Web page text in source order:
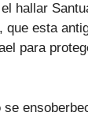
hallar
que esta
para
se